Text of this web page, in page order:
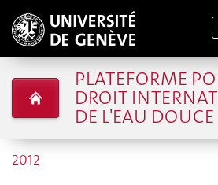
PLATEFORME
DROIT
DE L'EAU DOUCE
2012